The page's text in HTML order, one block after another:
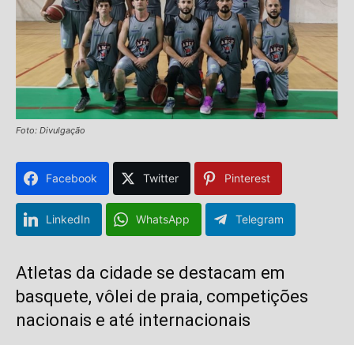
Foto: Divulgação
Facebook Twitter Pinterest
LinkedIn WhatsApp Telegram
Atletas da cidade se destacam em
basquete, vôlei de praia, competições
nacionais e até internacionais